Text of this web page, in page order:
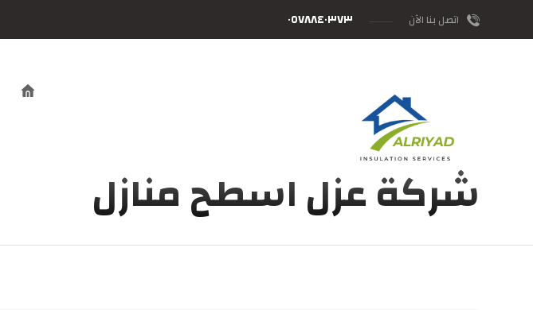
اتصل بنا الآن ٠٥٧٨٨٤٠٣٧٣
شركة عزل اسطح منازل